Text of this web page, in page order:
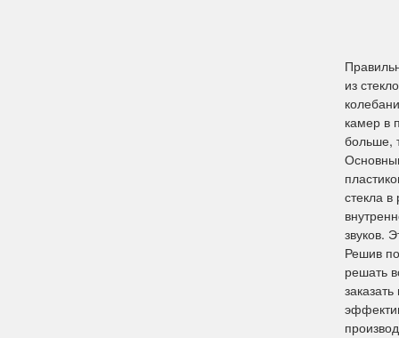
из
камер в
больше,
стекла
звуков.
Решив
решать